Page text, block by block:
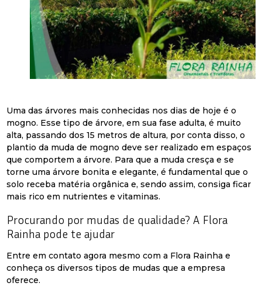
Uma das árvores mais conhecidas nos dias de hoje é o
mogno. Esse tipo de árvore, em sua fase adulta, é muito
alta, passando dos 15 metros de altura, por conta disso, o
plantio da muda de mogno deve ser realizado em espaços
que comportem a árvore. Para que a muda cresça e se
torne uma árvore bonita e elegante, é fundamental que o
solo receba matéria orgânica e, sendo assim, consiga ficar
mais rico em nutrientes e vitaminas.
Procurando por mudas de qualidade? A Flora
Rainha pode te ajudar
Entre em contato agora mesmo com a Flora Rainha e
conheça os diversos tipos de mudas que a empresa
oferece.